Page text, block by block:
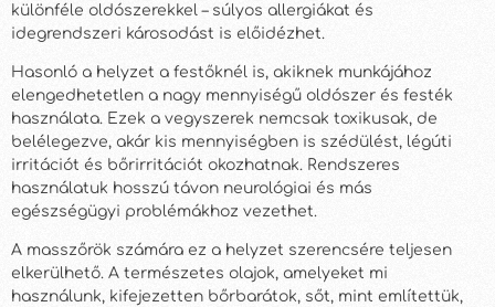
különféle oldószerekkel – súlyos allergiákat és
idegrendszeri károsodást is előidézhet.
Hasonló a helyzet a festőknél is, akiknek munkájához
elengedhetetlen a nagy mennyiségű oldószer és festék
használata. Ezek a vegyszerek nemcsak toxikusak, de
belélegezve, akár kis mennyiségben is szédülést, légúti
irritációt és bőrirritációt okozhatnak. Rendszeres
használatuk hosszú távon neurológiai és más
egészségügyi problémákhoz vezethet.
A masszőrök számára ez a helyzet szerencsére teljesen
elkerülhető. A természetes olajok, amelyeket mi
használunk, kifejezetten bőrbarátok, sőt, mint említettük,